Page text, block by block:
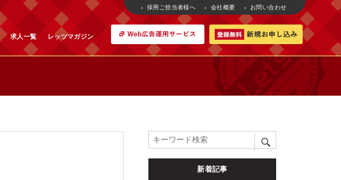
求人一覧 レッツマガジン
採用ご担当者様へ 会社概要 お問い合わせ
新着記事